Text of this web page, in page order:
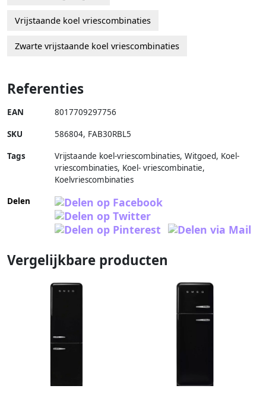
Vrijstaande koel vriescombinaties
Zwarte vrijstaande koel vriescombinaties
Referenties
EAN 8017709297756
SKU 586804, FAB30RBL5
Tags
Vrijstaande koel-vriescombinaties, Witgoed, Koel-
vriescombinaties, Koel- vriescombinatie,
Koelvriescombinaties
Delen
Vergelijkbare producten